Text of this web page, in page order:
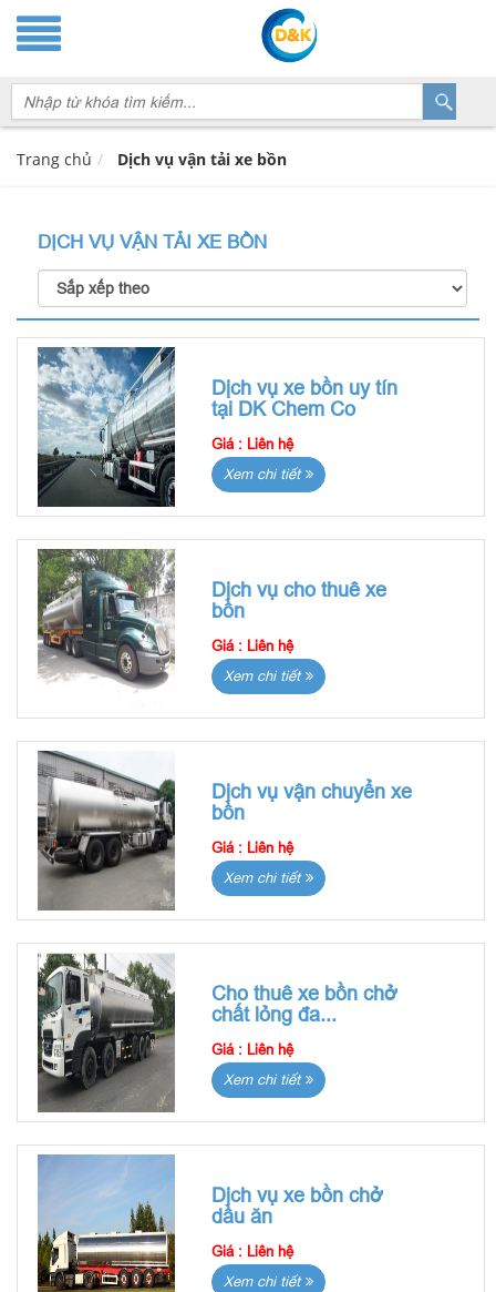
Trang chủ Dịch vụ vận tải xe bồn
DỊCH VỤ VẬN TẢI XE BỒN
Dịch vụ xe bồn uy tín
tại DK Chem Co
Giá : Liên hệ
Xem chi tiết
Dịch vụ cho thuê xe
bồn
Giá : Liên hệ
Xem chi tiết
Dịch vụ vận chuyển xe
bồn
Giá : Liên hệ
Xem chi tiết
Cho thuê xe bồn chở
chất lỏng đa...
Giá : Liên hệ
Xem chi tiết
Dịch vụ xe bồn chở
dầu ăn
Giá : Liên hệ
Xem chi tiết